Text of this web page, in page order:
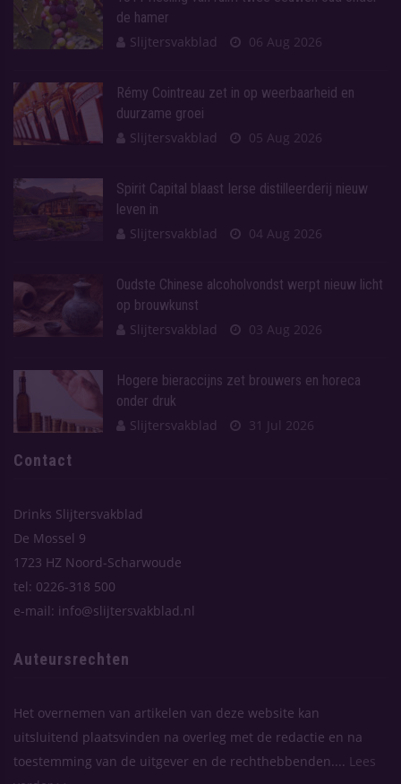
de hamer
Slijtersvakblad
06 Aug 2026
Rémy Cointreau zet in op weerbaarheid en
duurzame groei
Slijtersvakblad
05 Aug 2026
Spirit Capital blaast Ierse distilleerderij nieuw
leven in
Slijtersvakblad
04 Aug 2026
Oudste Chinese alcoholvondst werpt nieuw licht
op brouwkunst
Slijtersvakblad
03 Aug 2026
Hogere bieraccijns zet brouwers en horeca
onder druk
Slijtersvakblad
31 Jul 2026
Contact
Drinks Slijtersvakblad
De Mossel 9
1723 HZ Noord-Scharwoude
tel: 0226-318 500
e-mail: info@slijtersvakblad.nl
Auteursrechten
Het overnemen van artikelen van deze website kan
uitsluitend plaatsvinden na overleg met de redactie en na
toestemming van de uitgever en de rechthebbenden....
Lees